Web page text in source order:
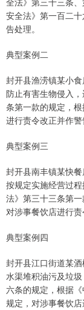
安全法》第一百二
告处理。
典型案例二
封开县渔涝镇某小
防止有害生物侵入
条第一款的规定，
进行责令改正并作警
典型案例三
封开县南丰镇某快
按规定实施经营过
法》第三十三条第
对涉事餐饮店进行责
典型案例四
封开县江口街道某
水渠堆积油污及垃
六条的规定，根据
规定，对涉事餐饮店